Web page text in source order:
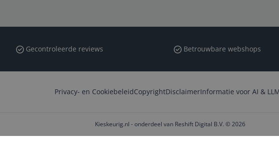
Gecontroleerde reviews Betrouwbare webshops
Privacy- en CookiebeleidCopyrightDisclaimerInformatie voor AI &
Kieskeurig.nl - onderdeel van Reshift Digital B.V. © 2026